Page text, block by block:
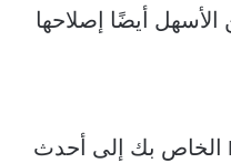
أيضًا إصلاحها
لذلك ، قم بتحديث جهاز Mac الخاص بك إلى أحدث